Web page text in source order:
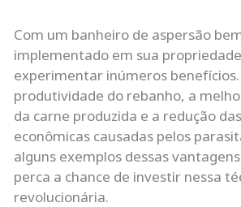
Com um banheiro de aspersão
implementado em sua
experimentar inúmeros
produtividade do rebanho, a
da carne produzida e a redução
econômicas causadas pelos
alguns exemplos dessas
perca a chance de investir nessa
revolucionária.